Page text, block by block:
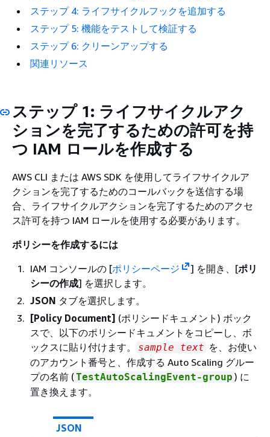
ステップ 4: ライフサイクルフックを追加する
ステップ 5: 機能をテストして検証する
ステップ 6: クリーンアップする
関連リソース
ステップ 1: ライフサイクルアク
ションを完了するための許可を持
つ IAM ロールを作成する
AWS CLI または AWS SDK を使用してライフサイクルア
クションを完了するためのコールバックを送信する場
合、ライフサイクルアクションを完了するためのアクセ
ス許可を持つ IAM ロールを使用する必要があります。
ポリシーを作成するには
IAM コンソールの [ポリシーページ ] を開き、[ポリ
シーの作成] を選択します。
JSON タブを選択します。
[Policy Document] (ポリシードキュメント) ボック
スで、以下のポリシードキュメントをコピーし、ボ
ックスに貼り付けます。
sample text を、お使い
のアカウント番号と、作成する Auto Scaling グルー
プの名前 (TestAutoScalingEvent-group ) に
置き換えます。
JSON